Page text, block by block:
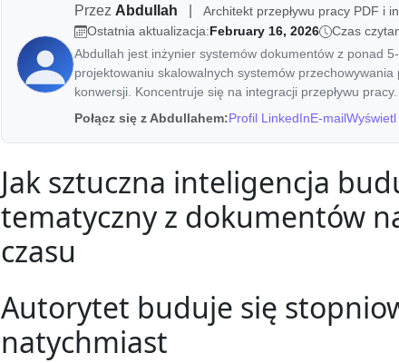
Przez Abdullah
Architekt przepływu pracy PDF i
Ostatnia aktualizacja:February 16, 2026 Czas
Abdullah jest inżynier systemów dokumentów z ponad
projektowaniu skalowalnych systemów
konwersji. Koncentruje się na integracji przepływu pracy.
Połącz się z Abdullahem:Profil LinkedInE-mailWyświetl
Jak sztuczna inteligencja
tematyczny z dokumentów
czasu
Autorytet buduje się
natychmiast